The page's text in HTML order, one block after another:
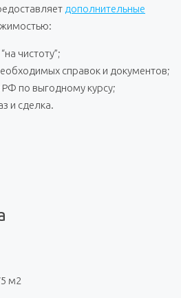
дополнительные
чистоту”;
справок и документов;
по выгодному курсу;
и сделка.
м2